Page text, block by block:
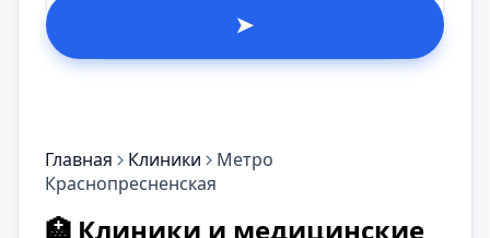
➤
Главная Клиники
Метро
Краснопресненская
🏥 Клиники и медицинские